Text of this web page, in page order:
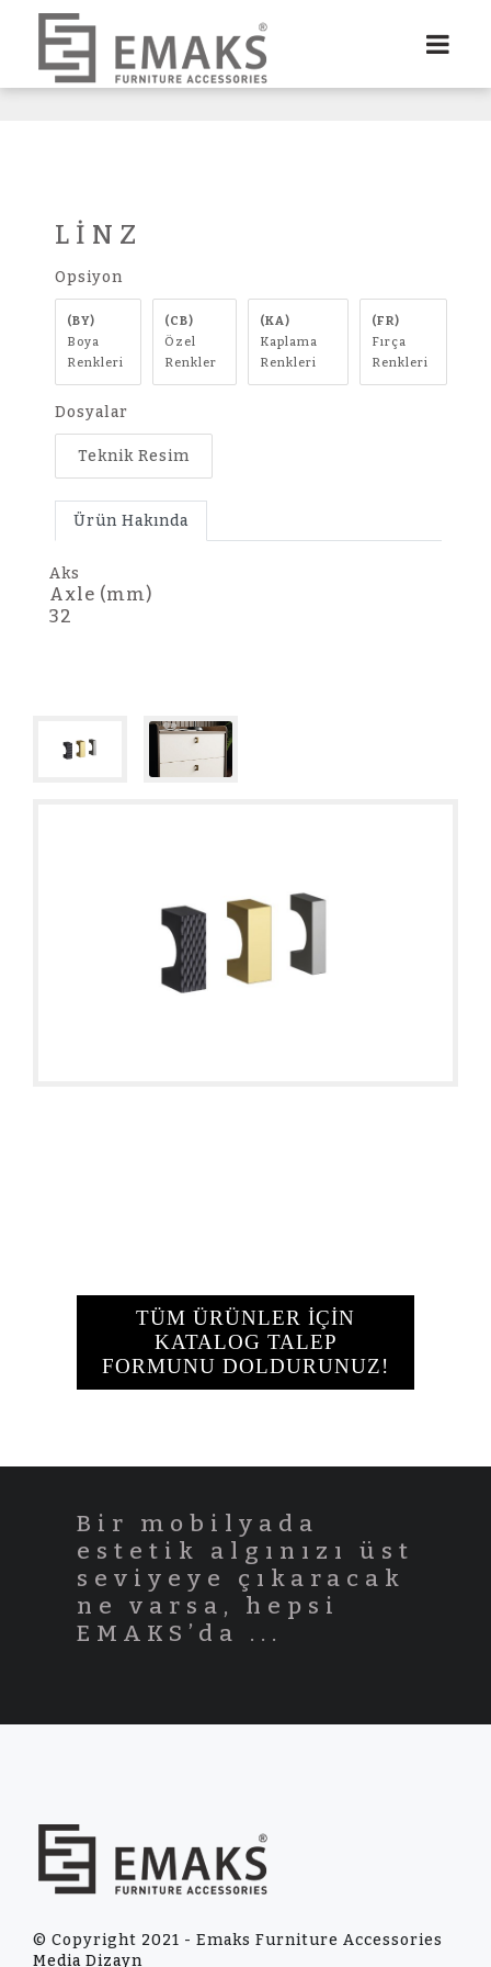
LİNZ
Opsiyon
(BY)
Boya
Renkleri
(CB)
Özel
Renkler
(KA)
Kaplama
Renkleri
(FR)
Fırça
Renkleri
Dosyalar
Teknik Resim
Ürün Hakında
Aks
Axle (mm)
32
TÜM ÜRÜNLER İÇİN
KATALOG TALEP
FORMUNU DOLDURUNUZ!
Bir mobilyada
estetik algınızı üst
seviyeye çıkaracak
ne varsa, hepsi
EMAKS’da ...
© Copyright 2021 - Emaks Furniture Accessories
Media Dizayn